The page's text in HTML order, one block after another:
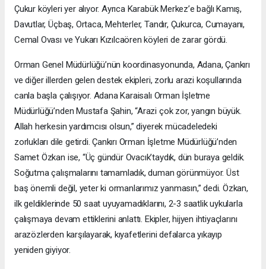
Çukur köyleri yer alıyor. Ayrıca Karabük Merkez’e bağlı Kamış,
Davutlar, Üçbaş, Ortaca, Mehterler, Tandır, Çukurca, Cumayanı,
Cemal Ovası ve Yukarı Kızılcaören köyleri de zarar gördü.
Orman Genel Müdürlüğü’nün koordinasyonunda, Adana, Çankırı
ve diğer illerden gelen destek ekipleri, zorlu arazi koşullarında
canla başla çalışıyor. Adana Karaisalı Orman İşletme
Müdürlüğü’nden Mustafa Şahin, “Arazi çok zor, yangın büyük.
Allah herkesin yardımcısı olsun,” diyerek mücadeledeki
zorlukları dile getirdi. Çankırı Orman İşletme Müdürlüğü’nden
Samet Özkan ise, “Üç gündür Ovacık’taydık, dün buraya geldik.
Soğutma çalışmalarını tamamladık, duman görünmüyor. Üst
baş önemli değil, yeter ki ormanlarımız yanmasın,” dedi. Özkan,
ilk geldiklerinde 50 saat uyuyamadıklarını, 2-3 saatlik uykularla
çalışmaya devam ettiklerini anlattı. Ekipler, hijyen ihtiyaçlarını
arazözlerden karşılayarak, kıyafetlerini defalarca yıkayıp
yeniden giyiyor.